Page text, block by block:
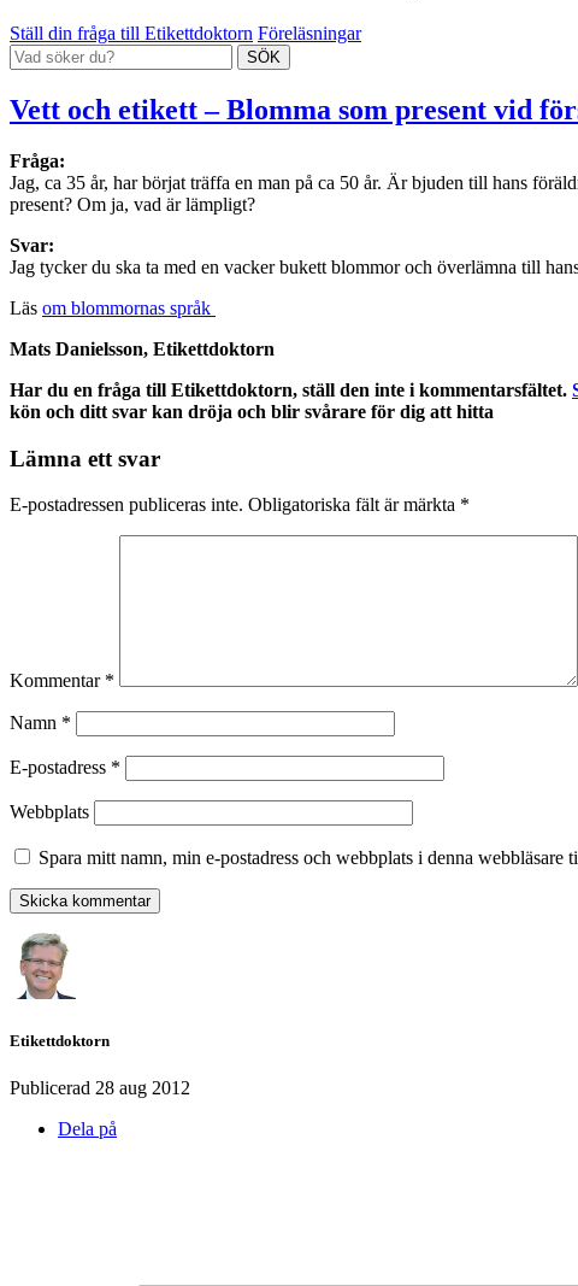
Ställ din fråga till Etikettdoktorn Föreläsningar
Vett och etikett – Blomma som present vid
Fråga:
Jag, ca 35 år, har börjat träffa en man på ca 50 år. Är bjuden till hans
present? Om ja, vad är lämpligt?
Svar:
Jag tycker du ska ta med en vacker bukett blommor och överlämna till
Läs om blommornas språk
Mats Danielsson, Etikettdoktorn
Har du en fråga till Etikettdoktorn, ställ den inte i kommentarsfältet.
kön och ditt svar kan dröja och blir svårare för dig att hitta
Lämna ett svar
E-postadressen publiceras inte. Obligatoriska fält är märkta *
Kommentar *
Namn *
E-postadress *
Webbplats
Spara mitt namn, min e-postadress och webbplats i denna webbläsare
Etikettdoktorn
Publicerad 28 aug 2012
Dela på